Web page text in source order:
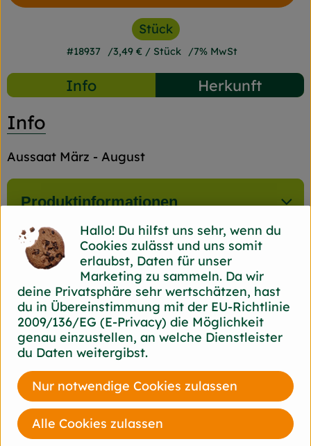
Stück
#18937 3,49 € / Stück 7% MwSt
Info Herkunft
Info
Aussaat März - August
Produktinformationen
Produktdatenblatt
Herkunft
Hersteller: Bingenheimer
Saatgut
Deutschland
Bingenheimer Saatgut
Hallo! Du hilfst uns sehr, wenn du
Cookies zulässt und uns somit
erlaubst, Daten für unser
Marketing zu sammeln. Da wir
deine Privatsphäre sehr wertschätzen, hast
du in Übereinstimmung mit der EU-Richtlinie
2009/136/EG (E-Privacy) die Möglichkeit
genau einzustellen, an welche Dienstleister
du Daten weitergibst.
Nur notwendige Cookies zulassen
Alle Cookies zulassen